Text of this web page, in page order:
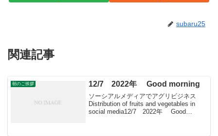
subaru25
関連記事
朝のご挨拶 12/7 2022年 Good morning
ソーシアルメディアでアグリビジネス
Distribution of fruits and vegetables in
social media12/7 2022年 Good